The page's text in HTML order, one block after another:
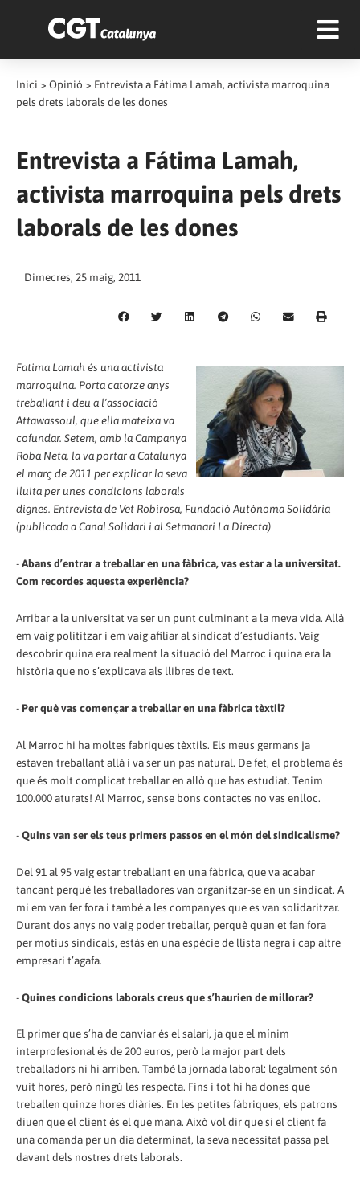
Inici > Opinió > Entrevista a Fátima Lamah, activista marroquina
pels drets laborals de les dones
Entrevista a Fátima Lamah,
activista marroquina pels drets
laborals de les dones
Dimecres, 25 maig, 2011
Fatima Lamah és una activista
marroquina. Porta catorze anys
treballant i deu a l’associació
Attawassoul, que ella mateixa va
cofundar. Setem, amb la Campanya
Roba Neta, la va portar a Catalunya
el març de 2011 per explicar la seva
lluita per unes condicions laborals
dignes. Entrevista de Vet Robirosa, Fundació Autònoma Solidària
(publicada a Canal Solidari i al Setmanari La Directa)
-Abans d’entrar a treballar en una fàbrica, vas estar a la universitat.
Com recordes aquesta experiència?
Arribar a la universitat va ser un punt culminant a la meva vida. Allà
em vaig polititzar i em vaig afiliar al sindicat d’estudiants. Vaig
descobrir quina era realment la situació del Marroc i quina era la
història que no s’explicava als llibres de text.
- Per què vas començar a treballar en una fàbrica tèxtil?
Al Marroc hi ha moltes fabriques tèxtils. Els meus germans ja
estaven treballant allà i va ser un pas natural. De fet, el problema és
que és molt complicat treballar en allò que has estudiat. Tenim
100.000 aturats! Al Marroc, sense bons contactes no vas enlloc.
-Quins van ser els teus primers passos en el món del sindicalisme?
Del 91 al 95 vaig estar treballant en una fàbrica, que va acabar
tancant perquè les treballadores van organitzar-se en un sindicat. A
mi em van fer fora i també a les companyes que es van solidaritzar.
Durant dos anys no vaig poder treballar, perquè quan et fan fora
per motius sindicals, estàs en una espècie de llista negra i cap altre
empresari t’agafa.
-Quines condicions laborals creus que s’haurien de millorar?
El primer que s’ha de canviar és el salari, ja que el mínim
interprofesional és de 200 euros, però la major part dels
treballadors ni hi arriben. També la jornada laboral: legalment són
vuit hores, però ningú les respecta. Fins i tot hi ha dones que
treballen quinze hores diàries. En les petites fàbriques, els patrons
diuen que el client és el que mana. Això vol dir que si el client fa
una comanda per un dia determinat, la seva necessitat passa pel
davant dels nostres drets laborals.